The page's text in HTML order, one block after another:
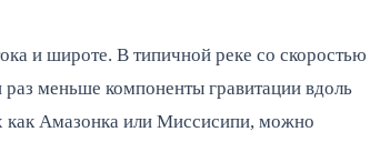
и широте. В типичной реке со скоростью
меньше компоненты гравитации вдоль
как Амазонка или Миссисипи, можно